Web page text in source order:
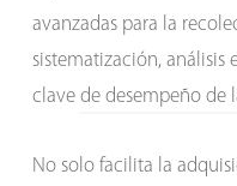
avanzadas para la
sistematización, análisis
clave de desempeño de
No solo facilita la